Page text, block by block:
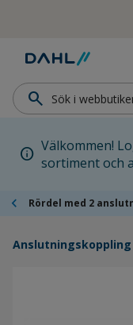
Hoppa till
search
info Välkommen!
sortiment och
chevron_left Rördel med 2
Anslutningskoppling